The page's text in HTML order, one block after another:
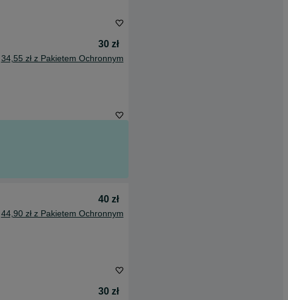
30 zł
34,55 zł z Pakietem Ochronnym
40 zł
44,90 zł z Pakietem Ochronnym
30 zł